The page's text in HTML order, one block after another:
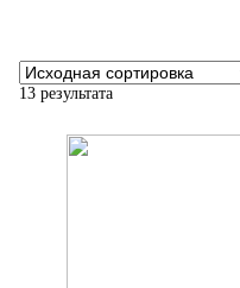
13 результата